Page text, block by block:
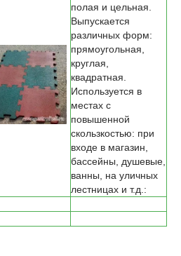
полая и цельная.
Выпускается
различных форм:
прямоугольная,
круглая,
квадратная.
Используется в
местах с
повышенной
скользкостью: при
входе в магазин,
бассейны, душевые,
ванны, на уличных
лестницах и т.д.: